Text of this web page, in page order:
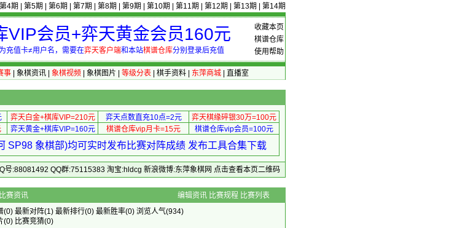
第4期 第5期 第6期 第7期 第8期 第9期 第10期 第11期 第12期 第13期 第14期
收藏本页
棋谱仓库
使用帮助
VIP会员+弈天黄金会员160元
充值卡≠用户名，需要在弈天客户端和本站棋谱仓库分别登录后充值
事| 象棋资讯| 象棋视频 象棋图片 等级分表| 棋手资料| 东萍商城| 直播室
弈天白金+棋库VIP=210元 弈天点数直充10点=2元
弈天棋缘碎银30万=100元
弈天黄金+棋库VIP=160元 棋谱仓库vip月卡=15元 棋谱仓库vip会员=100元
SP98 象棋部)均可实时发布比赛对阵成绩 发布工具合集下载
:88081492 QQ群:75115383 淘宝:hldcg 新浪微博:东萍象棋网 点击查看本页二维码
棋比赛公开女子组 - 比赛资讯 编辑资讯 比赛规程 比赛列表
(0) 最新对阵(1) 最新排行(0) 最新胜率(0) 浏览人气(934)
(0) 比赛竞猜(0)